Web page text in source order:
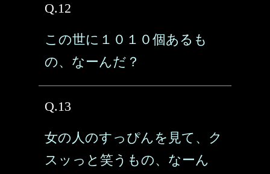
Q.12
この世に１０１０個あるも
の、なーんだ？
Q.13
女の人のすっぴんを見て、ク
スッっと笑うもの、なーん